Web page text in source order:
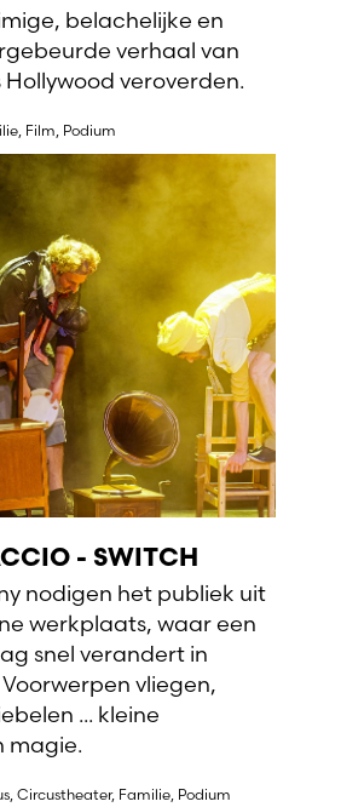
belachelijke en
verhaal van
Hollywood veroverden.
Film Podium
- SWITCH
nodigen het publiek uit
werkplaats, waar een
snel verandert in
vliegen,
... kleine
magie.
, Circustheater, Familie, Podium